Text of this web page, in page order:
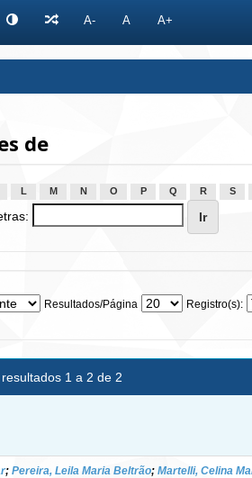
A- A A+
de
L M N O P Q R S
Resultados/Página Registro(s):
1 a 2 de 2
; Pereira, Leila Maria Beltrão; Martelli, Celina